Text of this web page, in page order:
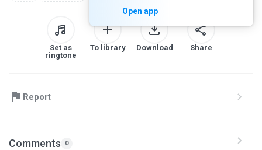
Open app
Set as
ringtone
To library Download Share
Report
Comments 0